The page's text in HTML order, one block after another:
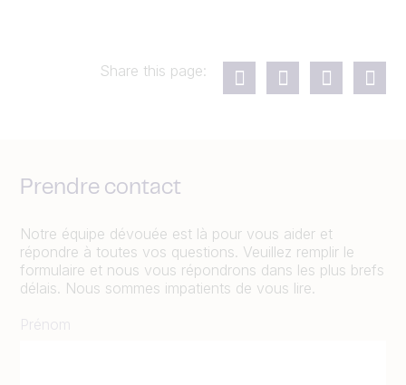
Share this page:
Prendre contact
Notre équipe dévouée est là pour vous aider et
répondre à toutes vos questions. Veuillez remplir le
formulaire et nous vous répondrons dans les plus brefs
délais. Nous sommes impatients de vous lire.
Prénom